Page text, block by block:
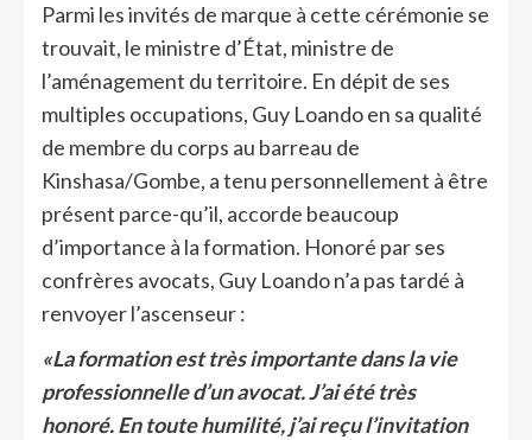
Parmi les invités de marque à cette cérémonie se
trouvait, le ministre d’État, ministre de
l’aménagement du territoire. En dépit de ses
multiples occupations, Guy Loando en sa qualité
de membre du corps au barreau de
Kinshasa/Gombe, a tenu personnellement à être
présent parce-qu’il, accorde beaucoup
d’importance à la formation. Honoré par ses
confrères avocats, Guy Loando n’a pas tardé à
renvoyer l’ascenseur :
«La formation est très importante dans la vie
professionnelle d’un avocat. J’ai été très
honoré. En toute humilité, j’ai reçu l’invitation